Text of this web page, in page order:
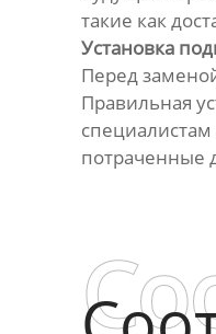
такие как
Установка
Перед
Правильная
потраченные